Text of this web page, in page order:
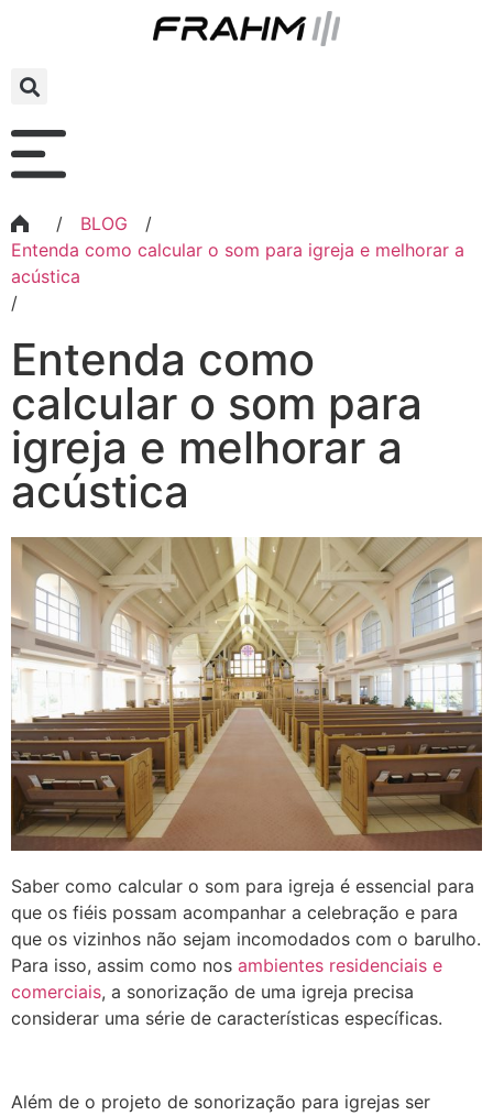
/ BLOG
/
Entenda como calcular o som para igreja e melhorar a
acústica
/
Entenda como
calcular o som para
igreja e melhorar a
acústica
Saber como calcular o som para igreja é essencial para
que os fiéis possam acompanhar a celebração e para
que os vizinhos não sejam incomodados com o barulho.
Para isso, assim como nos ambientes residenciais e
comerciais, a sonorização de uma igreja precisa
considerar uma série de características específicas.
Além de o projeto de sonorização para igrejas ser